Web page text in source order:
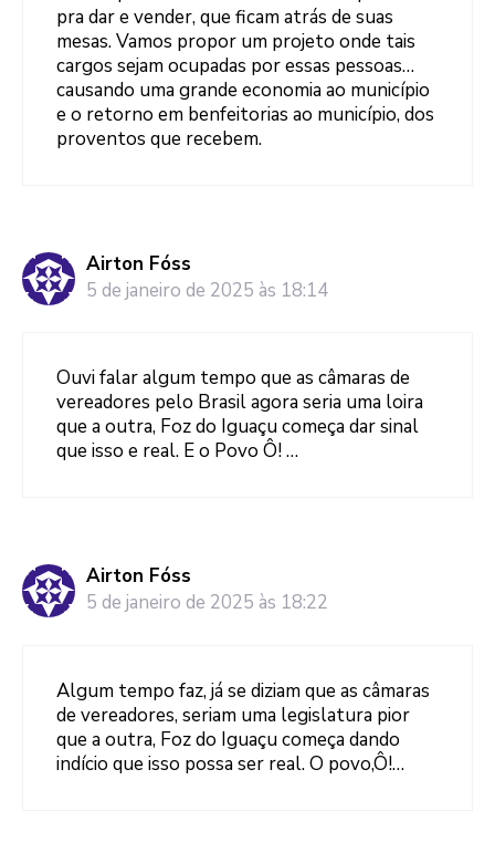
pra dar e vender, que ficam atrás de suas
mesas. Vamos propor um projeto onde tais
cargos sejam ocupadas por essas pessoas…
causando uma grande economia ao município
e o retorno em benfeitorias ao município, dos
proventos que recebem.
Airton Fóss
5 de janeiro de 2025 às 18:14
Ouvi falar algum tempo que as câmaras de
vereadores pelo Brasil agora seria uma loira
que a outra, Foz do Iguaçu começa dar sinal
que isso e real. E o Povo Ô! …
Airton Fóss
5 de janeiro de 2025 às 18:22
Algum tempo faz, já se diziam que as câmaras
de vereadores, seriam uma legislatura pior
que a outra, Foz do Iguaçu começa dando
indício que isso possa ser real. O povo,Ô!…